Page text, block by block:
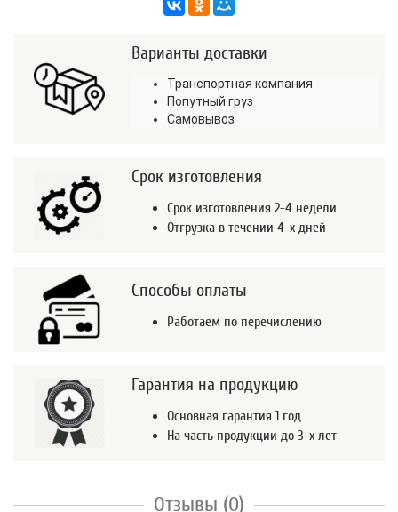
Варианты доставки
Транспортная компания
Попутный груз
Самовывоз
Срок изготовления
Срок изготовления 2-4 недели
Отгрузка в течении 4-х дней
Способы оплаты
Работаем по перечислению
Гарантия на продукцию
Основная гарантия 1 год
На часть продукции до 3-х лет
Отзывы (0)